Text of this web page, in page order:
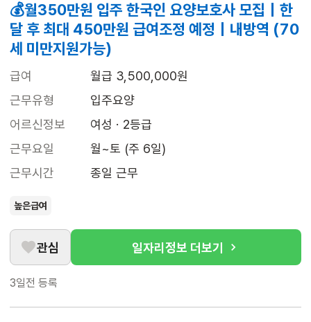
💰월350만원 입주 한국인 요양보호사 모집｜한
달 후 최대 450만원 급여조정 예정｜내방역 (70
세 미만지원가능)
급여
월급 3,500,000원
근무유형
입주요양
어르신정보
여성 · 2등급
근무요일
월~토 (주 6일)
근무시간
종일 근무
높은급여
관심 일자리정보 더보기
3일전 등록